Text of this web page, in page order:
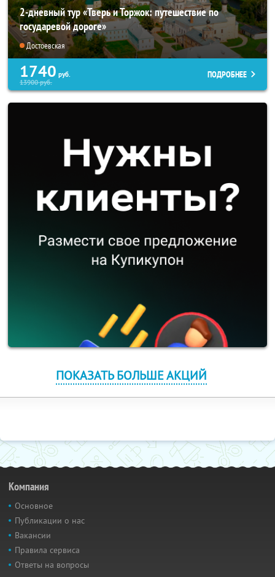
2-дневный тур «Тверь и Торжок: путешествие по
государевой дороге»
Достоевская
1740 руб.
13900руб.
ПОДРОБНЕЕ
ПОКАЗАТЬ БОЛЬШЕ АКЦИЙ
Компания
Основное
Публикации о нас
Вакансии
Правила сервиса
Ответы на вопросы